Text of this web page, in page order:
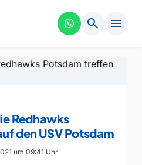
search menu
Redhawks
den USV Potsdam
um 09:41 Uhr